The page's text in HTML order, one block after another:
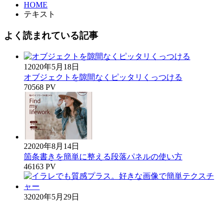
HOME
テキスト
よく読まれている記事
1 2020年5月18日
オブジェクトを隙間なくピッタリくっつける
70568 PV
22020年8月14日
箇条書きを簡単に整える段落パネルの使い方
46163 PV
32020年5月29日